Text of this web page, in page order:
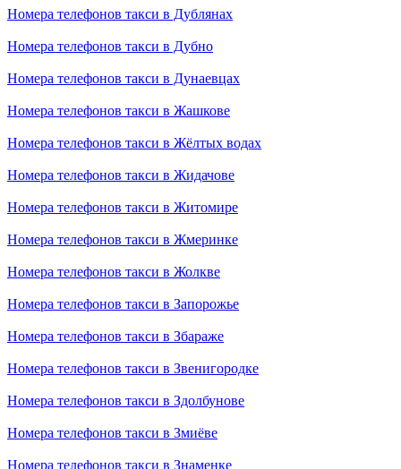
Номера телефонов такси в Дублянах
Номера телефонов такси в Дубно
Номера телефонов такси в Дунаевцах
Номера телефонов такси в Жашкове
Номера телефонов такси в Жёлтых водах
Номера телефонов такси в Жидачове
Номера телефонов такси в Житомире
Номера телефонов такси в Жмеринке
Номера телефонов такси в Жолкве
Номера телефонов такси в Запорожье
Номера телефонов такси в Збараже
Номера телефонов такси в Звенигородке
Номера телефонов такси в Здолбунове
Номера телефонов такси в Змиёве
Номера телефонов такси в Знаменке